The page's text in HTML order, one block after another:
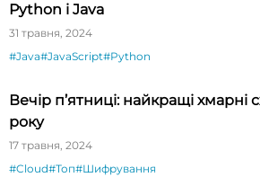
Python і Java
31 травня, 2024
#Java#JavaScript#Python
Вечір п’ятниці: найкращі хмарні
року
17 травня, 2024
#Cloud#Топ#Шифрування